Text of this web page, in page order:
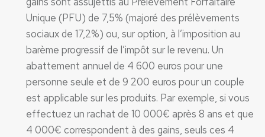
Unique (PFU) de 7,5% (majoré des prélèvements
sociaux de 17,2%) ou, sur option, à l’imposition au
barème progressif de l’impôt sur le revenu. Un
abattement annuel de 4 600 euros pour une
personne seule et de 9 200 euros pour un couple
est applicable sur les produits. Par exemple, si vous
effectuez un rachat de 10 000€ après 8 ans et que
4 000€ correspondent à des gains, seuls ces 4